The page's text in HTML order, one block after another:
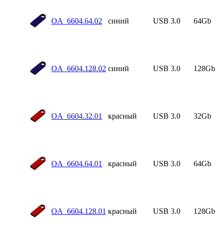
OA_6604.64.02 синий USB 3.0 64Gb
OA_6604.128.02 синий USB 3.0 128Gb
OA_6604.32.01 красный USB 3.0 32Gb
OA_6604.64.01 красный USB 3.0 64Gb
OA_6604.128.01 красный USB 3.0 128Gb